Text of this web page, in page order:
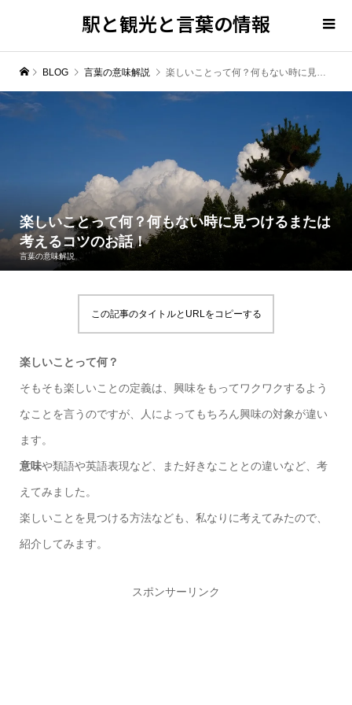
駅と観光と言葉の情報
BLOG 言葉の意味解説 楽しいことって何？何もない時に見つけるまたは考えるコツのお話！
楽しいことって何？何もない時に見つけるまたは
考えるコツのお話！
言葉の意味解説
この記事のタイトルとURLをコピーする
楽しいことって何？
そもそも楽しいことの定義は、興味をもってワクワクするよう
なことを言うのですが、人によってもちろん興味の対象が違い
ます。
意味や類語や英語表現など、また好きなこととの違いなど、考
えてみました。
楽しいことを見つける方法なども、私なりに考えてみたので、
紹介してみます。
スポンサーリンク